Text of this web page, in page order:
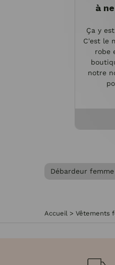
à
Ça y
C'est le
robe
notre
Débardeur femme
Accueil > Vêtements